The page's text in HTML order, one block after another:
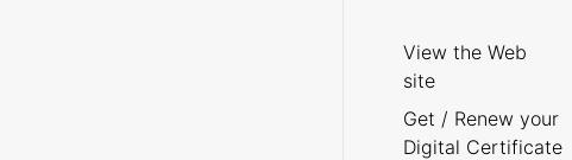
View the Web
site
Get / Renew your
Digital Certificate